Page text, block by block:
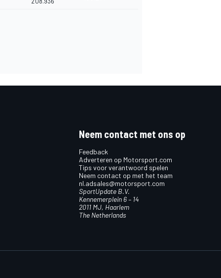
Neem contact met ons op
Feedback
Adverteren op Motorsport.com
Tips voor verantwoord spelen
Neem contact op met het team
nl.adsales@motorsport.com
SportUpdate B.V.
Kennemerplein 6 – 14
2011 MJ, Haarlem
The Netherlands